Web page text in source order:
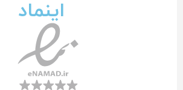
اینماد